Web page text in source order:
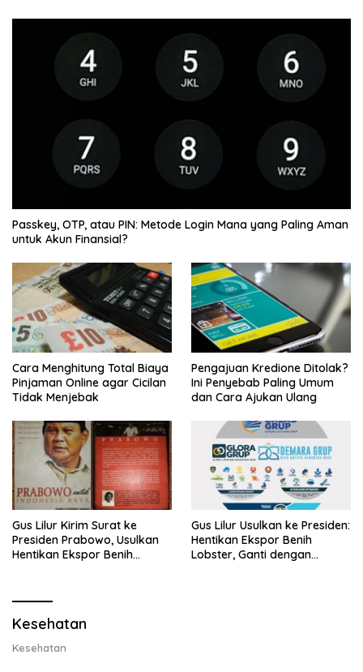
Passkey, OTP, atau PIN: Metode Login Mana yang Paling Aman
untuk Akun Finansial?
Cara Menghitung Total Biaya
Pinjaman Online agar Cicilan
Tidak Menjebak
Pengajuan Kredione Ditolak?
Ini Penyebab Paling Umum
dan Cara Ajukan Ulang
Gus Lilur Kirim Surat ke
Presiden Prabowo, Usulkan
Hentikan Ekspor Benih
Gus Lilur Usulkan ke Presiden:
Hentikan Ekspor Benih
Lobster, Ganti dengan
Kesehatan
Kesehatan